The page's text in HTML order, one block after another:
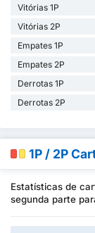
Vitórias 1P
Vitórias 2P
Empates 1P
Empates 2P
Derrotas 1P
Derrotas 2P
1P / 2P
Estatísticas de
segunda parte